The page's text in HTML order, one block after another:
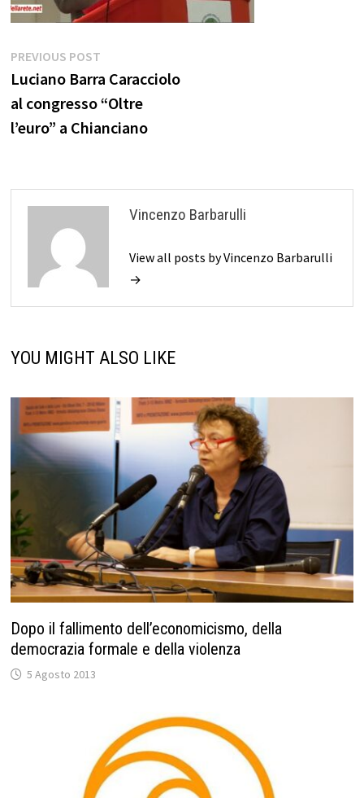
Navigazione
articoli
PREVIOUS POSTPrevious
post:
Luciano Barra Caracciolo
al congresso “Oltre
l’euro” a Chianciano
Vincenzo Barbarulli
View all posts by Vincenzo Barbarulli
→
YOU MIGHT ALSO LIKE
Dopo il fallimento dell’economicismo, della
democrazia formale e della violenza
5 Agosto 2013